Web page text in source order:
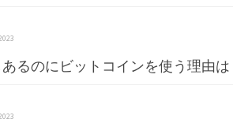
るのにビットコインを使う理由は